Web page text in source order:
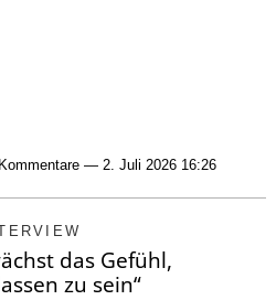
Kommentare — 2. Juli 2026 16:26
das Gefühl,
zu sein“